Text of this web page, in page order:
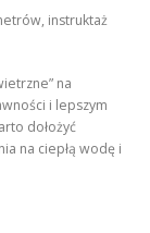
instruktaż
na
i lepszym
dołożyć
na ciepłą wodę i